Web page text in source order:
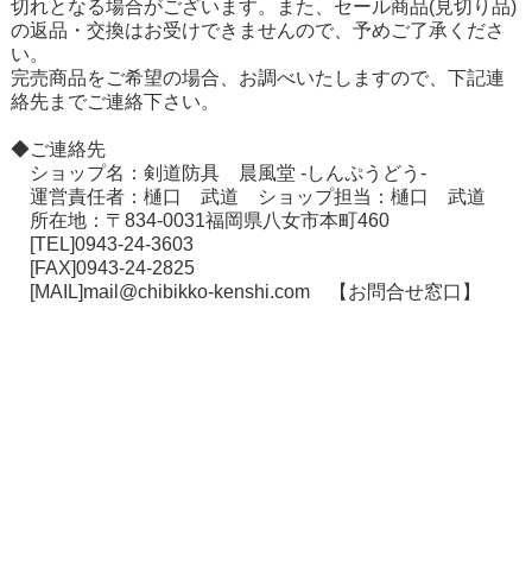
切れとなる場合がございます。また、セール商品(見切り品)
の返品・交換はお受けできませんので、予めご了承くださ
い。
完売商品をご希望の場合、お調べいたしますので、下記連
絡先までご連絡下さい。
◆ご連絡先
ショップ名：剣道防具 晨風堂 -しんぷうどう-
運営責任者：樋口 武道 ショップ担当：樋口 武道
所在地：〒834-0031福岡県八女市本町460
[TEL]0943-24-3603
[FAX]0943-24-2825
[MAIL]mail@chibikko-kenshi.com【お問合せ窓口】